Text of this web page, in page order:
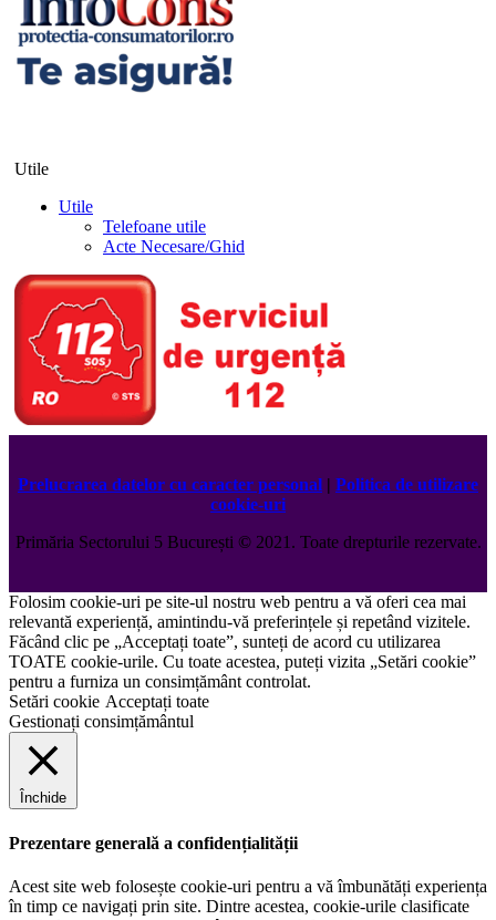
Utile
Utile
Telefoane utile
Acte Necesare/Ghid
Prelucrarea datelor cu caracter personal | Politica de utilizare
cookie-uri
Primăria Sectorului 5 București ©️2021. Toate drepturile rezervate.
Folosim cookie-uri pe site-ul nostru web pentru a vă oferi cea mai
relevantă experiență, amintindu-vă preferințele și repetând vizitele.
Făcând clic pe „Acceptați toate”, sunteți de acord cu utilizarea
TOATE cookie-urile. Cu toate acestea, puteți vizita „Setări cookie”
pentru a furniza un consimțământ controlat.
Setări cookie Acceptați toate
Gestionați consimțământul
Închide
Prezentare generală a confidențialității
Acest site web folosește cookie-uri pentru a vă îmbunătăți experiența
în timp ce navigați prin site. Dintre acestea, cookie-urile clasificate